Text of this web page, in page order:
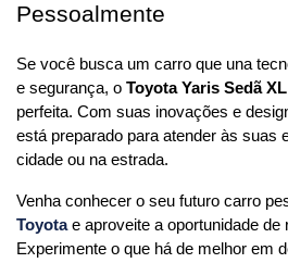
Pessoalmente
Se você busca um carro que una
e segurança, o Toyota Yaris Sedã
perfeita. Com suas inovações e
está preparado para atender às suas
cidade ou na estrada.
Venha conhecer o seu futuro carro
Toyota e aproveite a oportunidade de
Experimente o que há de melhor em